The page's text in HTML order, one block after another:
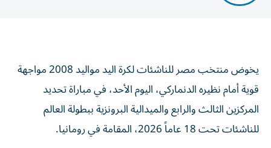
يخوض منتخب مصر للناشئات لكرة اليد مواليد 2008 مواجهة
قوية أمام نظيره الدنماركي، اليوم الأحد، في مباراة تحديد
المركزين الثالث والرابع والميدالية البرونزية ببطولة العالم
للناشئات تحت 18 عاماً 2026، المقامة في رومانيا.